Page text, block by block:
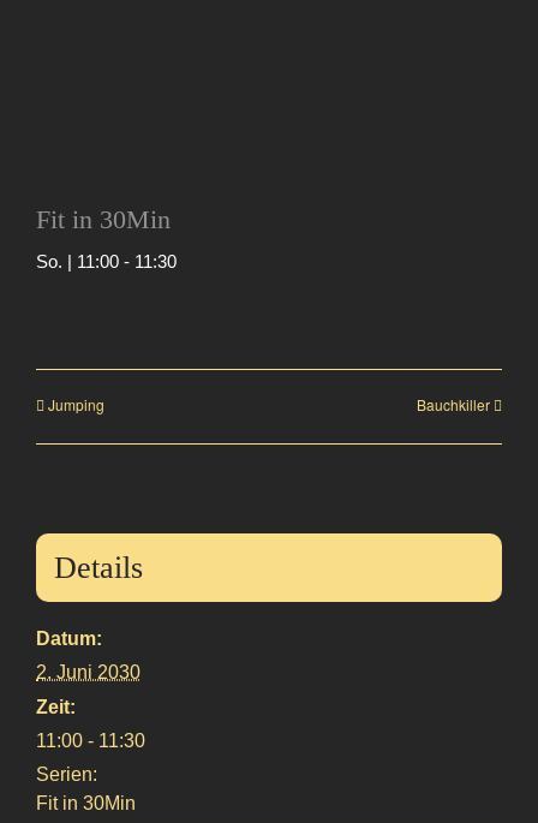
Fit in 30Min
So. | 11:00 - 11:30
Jumping Bauchkiller
Details
Datum:
2. Juni 2030
Zeit:
11:00 - 11:30
Serien:
Fit in 30Min